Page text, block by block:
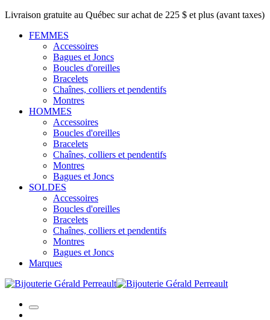
Livraison gratuite au Québec sur achat de 225 $ et plus (avant taxes)
FEMMES
Accessoires
Bagues et Joncs
Boucles d'oreilles
Bracelets
Chaînes, colliers et pendentifs
Montres
HOMMES
Accessoires
Boucles d'oreilles
Bracelets
Chaînes, colliers et pendentifs
Montres
Bagues et Joncs
SOLDES
Accessoires
Boucles d'oreilles
Bracelets
Chaînes, colliers et pendentifs
Montres
Bagues et Joncs
Marques